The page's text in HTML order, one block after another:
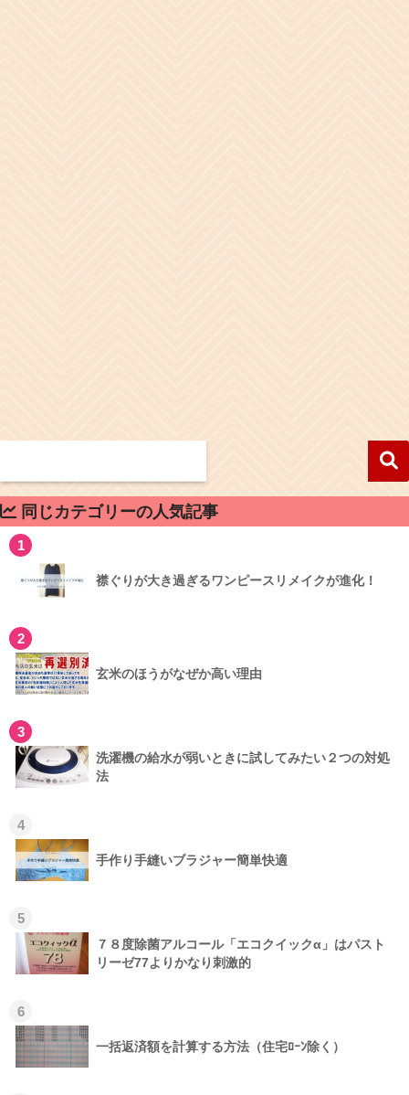
同じカテゴリーの人気記事
1
襟ぐりが大き過ぎるワンピースリメイクが進化！
2
玄米のほうがなぜか高い理由
3
洗濯機の給水が弱いときに試してみたい２つの対処
法
4
手作り手縫いブラジャー簡単快適
5
７８度除菌アルコール「エコクイックα」はパスト
リーゼ77よりかなり刺激的
6
一括返済額を計算する方法（住宅ﾛｰﾝ除く）